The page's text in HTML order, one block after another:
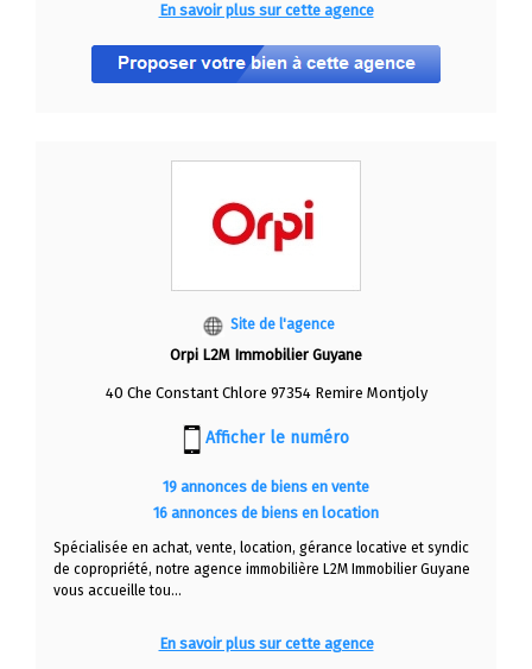
En savoir plus sur cette agence
Site de l'agence
Orpi L2M Immobilier Guyane
40 Che Constant Chlore 97354 Remire Montjoly
19 annonces de biens en vente
Afficher le numéro
16 annonces de biens en location
Spécialisée en achat, vente, location, gérance locative et syndic
de copropriété, notre agence immobilière L2M Immobilier Guyane
vous accueille tou...
En savoir plus sur cette agence